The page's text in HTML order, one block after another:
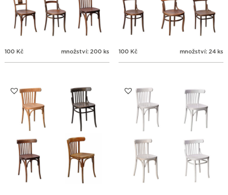
100 Kč množství: 200 ks 100 Kč množství: 24 ks